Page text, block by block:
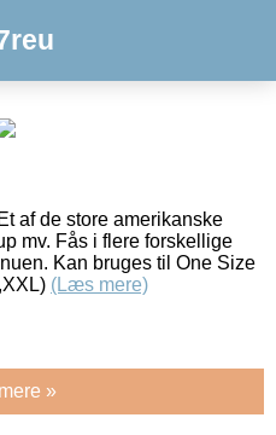
af de store amerikanske
mv. Fås i flere forskellige
Kan bruges til One Size
(Læs mere)
»